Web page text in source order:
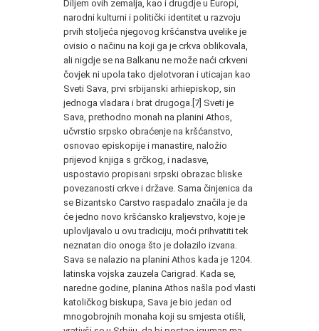
Diljem ovih zemalja, kao i drug­dje u Europi,
narodni kulturni i politički identitet u razvoju
prvih stoljeća njegovog kršćanstva uvelike je
ovisio o načinu na koji ga je crkva oblikovala,
ali nigdje se na Balkanu ne može naći crkve­ni
čovjek ni upola tako djelotvoran i uticajan kao
Sveti Sava, pr­vi srbijanski arhiepiskop, sin
jednoga vladara i brat drugoga.[7] Sveti je
Sava, prethodno monah na planini Athos,
učvrstio srpsko obraćenje na kršćanstvo,
osnovao episkopije i manastire, naložio
prijevod knjiga s grčkog, i nadasve,
uspostavio propisani srpski obrazac bliske
povezanosti crkve i države. Sama činjenica da
se Bizantsko Carstvo raspadalo značila je da
će jedno novo kršćan­sko kraljevstvo, koje je
uplovljavalo u ovu tradiciju, moći prih­vatiti tek
neznatan dio onoga što je dolazilo izvana.
Sava se nala­zio na planini Athos kada je 1204.
latinska vojska zauzela Cari­grad. Kada se,
naredne godine, planina Athos našla pod vlasti
katoličkog biskupa, Sava je bio jedan od
mnogobrojnih monaha ko­ji su smjesta otišli,